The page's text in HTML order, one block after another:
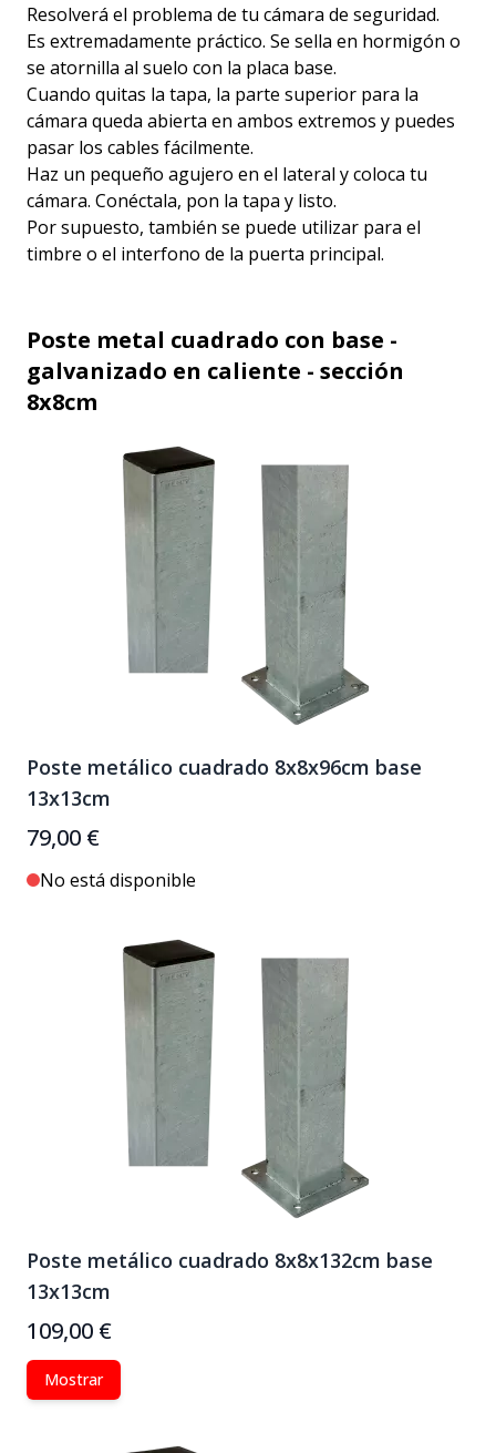
Resolverá el problema de tu cámara de seguridad.
Es extremadamente práctico. Se sella en hormigón o
se atornilla al suelo con la placa base.
Cuando quitas la tapa, la parte superior para la
cámara queda abierta en ambos extremos y puedes
pasar los cables fácilmente.
Haz un pequeño agujero en el lateral y coloca tu
cámara. Conéctala, pon la tapa y listo.
Por supuesto, también se puede utilizar para el
timbre o el interfono de la puerta principal.
Poste metal cuadrado con base -
galvanizado en caliente - sección
8x8cm
Poste metálico cuadrado 8x8x96cm base
13x13cm
79,00 €
No está disponible
Poste metálico cuadrado 8x8x132cm base
13x13cm
109,00 €
Mostrar